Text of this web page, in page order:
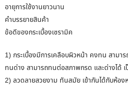
อายุการใช้งานยาวนาน
คำบรรยายสินค้า
ข้อดีของกระเบื้องเซรามิค
1) กระเบื้องมีการเคลือบผิวหน้า คงทน สาม
ทนด่าง สามารถทนต่อสภาพกรด และด่างได้
2) ลวดลายสวยงาม ทันสมัย เข้ากันได้กับห้อง